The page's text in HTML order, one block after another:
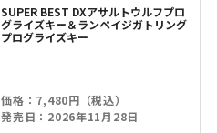
SUPER BEST DXアサルトウルフプロ
グライズキー＆ランペイジガトリング
プログライズキー
価格：7,480円（税込）
発売日：2026年11月28日